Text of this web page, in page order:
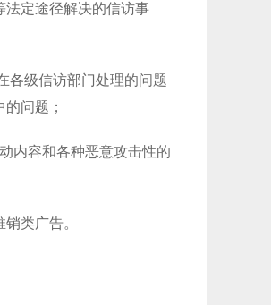
法定途径解决的信访事
级信访部门处理的问题
问题；
容和各种恶意攻击性的
类广告。